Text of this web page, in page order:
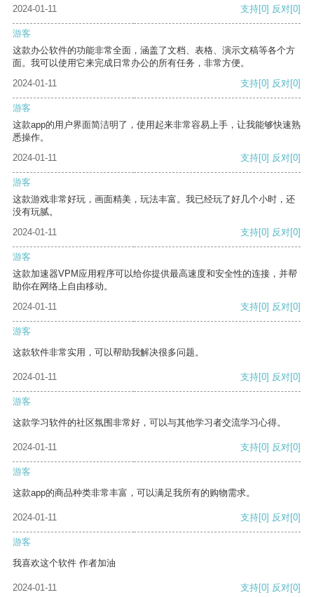
2024-01-11 支持[0] 反对[0]
游客
这款办公软件的功能非常全面，涵盖了文档、表格、演示文稿等各个方
面。我可以使用它来完成日常办公的所有任务，非常方便。
2024-01-11
支持[0] 反对[0]
游客
这款app的用户界面简洁明了，使用起来非常容易上手，让我能够快速熟
悉操作。
2024-01-11
支持[0] 反对[0]
游客
这款游戏非常好玩，画面精美，玩法丰富。我已经玩了好几个小时，还
没有玩腻。
2024-01-11
支持[0] 反对[0]
游客
这款加速器VPM应用程序可以给你提供最高速度和安全性的连接，并帮
助你在网络上自由移动。
2024-01-11
支持[0] 反对[0]
游客
这款软件非常实用，可以帮助我解决很多问题。
2024-01-11 支持[0] 反对[0]
游客
这款学习软件的社区氛围非常好，可以与其他学习者交流学习心得。
2024-01-11 支持[0] 反对[0]
游客
这款app的商品种类非常丰富，可以满足我所有的购物需求。
2024-01-11 支持[0] 反对[0]
游客
我喜欢这个软件 作者加油
2024-01-11 支持[0] 反对[0]